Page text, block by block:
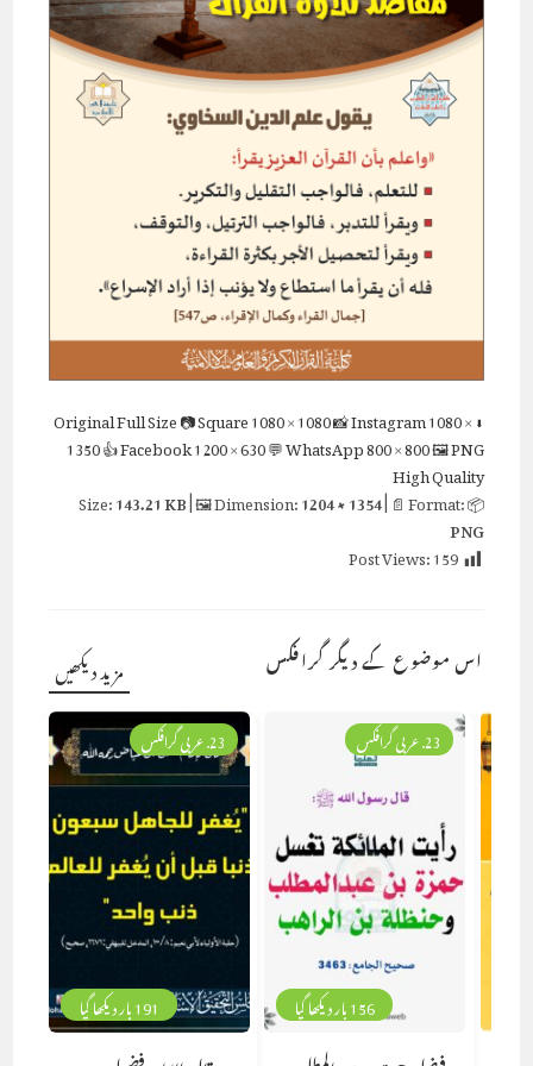
⬇ Original
Full Size📷 Square1080 × 1080📸 Instagram1080 ×
1350👍 Facebook1200 × 630💬 WhatsApp800 × 800🖼 PNG
High Quality
📦 Size:
143.21 KB| 🖼 Dimension:1204 × 1354| 📄 Format:
PNG
Post Views:159
اس موضوع کے دیگر گرافکس مزید دیکھیں
156 بار دیکھا گیا
23. عربی گرافکس
191 بار دیکھا گیا
23. عربی گرافکس